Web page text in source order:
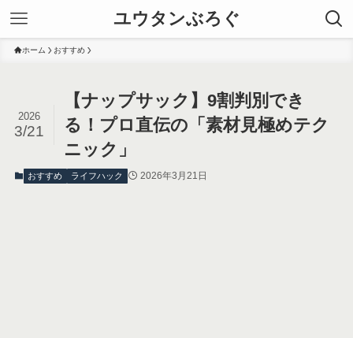
ユウタンぶろぐ
ホーム おすすめ
【ナップサック】9割判別でき
る！プロ直伝の「素材見極めテク
ニック」
2026
3/21
おすすめ ライフハック 2026年3月21日